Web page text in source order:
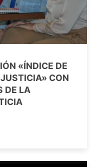
«ÍNDICE DE
CON
DE LA